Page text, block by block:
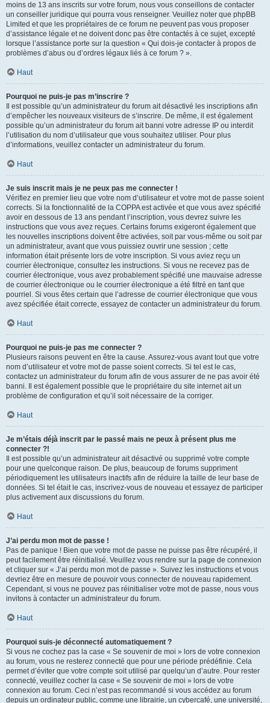
moins de 13 ans inscrits sur votre forum, nous vous conseillons de contacter
un conseiller juridique qui pourra vous renseigner. Veuillez noter que phpBB
Limited et que les propriétaires de ce forum ne peuvent pas vous proposer
d’assistance légale et ne doivent donc pas être contactés à ce sujet, excepté
lorsque l’assistance porte sur la question « Qui dois-je contacter à propos de
problèmes d’abus ou d’ordres légaux liés à ce forum ? ».
Haut
Pourquoi ne puis-je pas m’inscrire ?
Il est possible qu’un administrateur du forum ait désactivé les inscriptions afin
d’empêcher les nouveaux visiteurs de s’inscrire. De même, il est également
possible qu’un administrateur du forum ait banni votre adresse IP ou interdit
l’utilisation du nom d’utilisateur que vous souhaitez utiliser. Pour plus
d’informations, veuillez contacter un administrateur du forum.
Haut
Je suis inscrit mais je ne peux pas me connecter !
Vérifiez en premier lieu que votre nom d’utilisateur et votre mot de passe soient
corrects. Si la fonctionnalité de la COPPA est activée et que vous avez spécifié
avoir en dessous de 13 ans pendant l’inscription, vous devrez suivre les
instructions que vous avez reçues. Certains forums exigeront également que
les nouvelles inscriptions doivent être activées, soit par vous-même ou soit par
un administrateur, avant que vous puissiez ouvrir une session ; cette
information était présente lors de votre inscription. Si vous aviez reçu un
courrier électronique, consultez les instructions. Si vous ne recevez pas de
courrier électronique, vous avez probablement spécifié une mauvaise adresse
de courrier électronique ou le courrier électronique a été filtré en tant que
pourriel. Si vous êtes certain que l’adresse de courrier électronique que vous
avez spécifiée était correcte, essayez de contacter un administrateur du forum.
Haut
Pourquoi ne puis-je pas me connecter ?
Plusieurs raisons peuvent en être la cause. Assurez-vous avant tout que votre
nom d’utilisateur et votre mot de passe soient corrects. Si tel est le cas,
contactez un administrateur du forum afin de vous assurer de ne pas avoir été
banni. Il est également possible que le propriétaire du site internet ait un
problème de configuration et qu’il soit nécessaire de la corriger.
Haut
Je m’étais déjà inscrit par le passé mais ne peux à présent plus me
connecter ?!
Il est possible qu’un administrateur ait désactivé ou supprimé votre compte
pour une quelconque raison. De plus, beaucoup de forums suppriment
périodiquement les utilisateurs inactifs afin de réduire la taille de leur base de
données. Si tel était le cas, inscrivez-vous de nouveau et essayez de participer
plus activement aux discussions du forum.
Haut
J’ai perdu mon mot de passe !
Pas de panique ! Bien que votre mot de passe ne puisse pas être récupéré, il
peut facilement être réinitialisé. Veuillez vous rendre sur la page de connexion
et cliquer sur « J’ai perdu mon mot de passe ». Suivez les instructions et vous
devriez être en mesure de pouvoir vous connecter de nouveau rapidement.
Cependant, si vous ne pouvez pas réinitialiser votre mot de passe, nous vous
invitons à contacter un administrateur du forum.
Haut
Pourquoi suis-je déconnecté automatiquement ?
Si vous ne cochez pas la case « Se souvenir de moi » lors de votre connexion
au forum, vous ne resterez connecté que pour une période prédéfinie. Cela
permet d’éviter que votre compte soit utilisé par quelqu’un d’autre. Pour rester
connecté, veuillez cocher la case « Se souvenir de moi » lors de votre
connexion au forum. Ceci n’est pas recommandé si vous accédez au forum
depuis un ordinateur public, comme une librairie, un cybercafé, une université,